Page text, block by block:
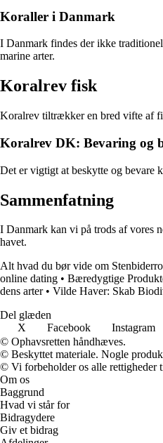
Koraller i Danmark
I Danmark findes der ikke
marine arter.
Koralrev fisk
Koralrev tiltrækker en bred vifte af
Koralrev DK: Bevaring og
Det er vigtigt at beskytte og bevare
Sammenfatning
I Danmark kan vi på trods af vores
havet.
Alt hvad du bør vide om
online dating • Bæredygtige
dens arter• Vilde Haver: Skab
Del glæden
X
Facebook Instagram
© Ophavsretten håndhæves.
© Beskyttet materiale. Nogle
© Vi forbeholder os alle rettigheder
Om os
Baggrund
Hvad vi står for
Bidragydere
Giv et bidrag